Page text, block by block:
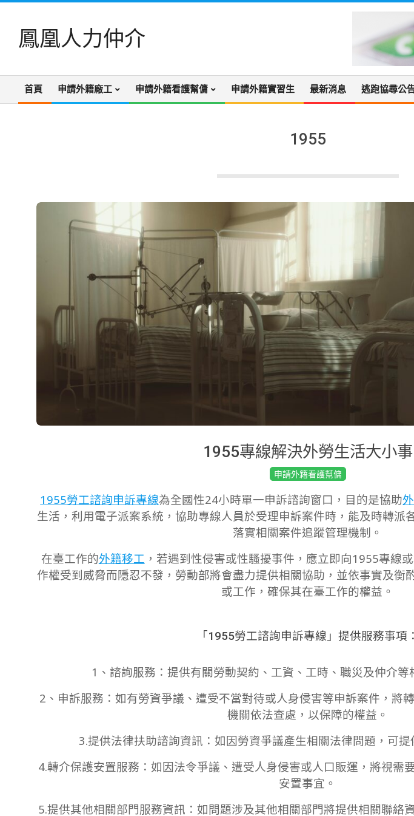
content鳳凰人力仲介
Primary
首頁 申請外籍廠工 申請外籍看護幫傭 申請外籍實習生 最新消息 逃跑協尋公
1955
1955專線解決外勞生活大小事
09
申請外籍看護幫傭
1955勞工諮詢申訴專線為全國性24小時單一申訴諮詢窗口，目的是協助
生活，利用電子派案系統，協助專線人員於受理申訴案件時，能及時轉派
落實相關案件追蹤管理機制。
在臺工作的外籍移工 ，若遇到性侵害或性騷擾事件，應立即向1955專線
作權受到威脅而隱忍不發，勞動部將會盡力提供相關協助，並依事實及衡
或工作，確保其在臺工作的權益。
「1955勞工諮詢申訴專線」提供服務事項：
1、諮詢服務：提供有關勞動契約、工資、工時、職災及仲介等
2、申訴服務：如有勞資爭議、遭受不當對待或人身侵害等申訴案件，將
機關依法查處，以保障的權益。
3.提供法律扶助諮詢資訊：如因勞資爭議產生相關法律問題，可提
4.轉介保護安置服務：如因法令爭議、遭受人身侵害或人口販運，將視需
安置事宜。
5.提供其他相關部門服務資訊：如問題涉及其他相關部門將提供相關聯絡